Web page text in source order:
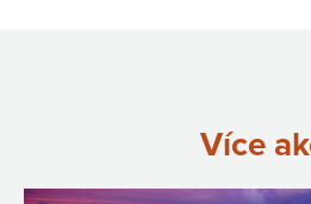
Více